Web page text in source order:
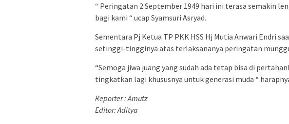
“ Peringatan 2 September 1949 hari ini terasa semakin
bagi kami “ ucap Syamsuri Asryad.
Sementara Pj Ketua TP PKK HSS Hj Mutia Anwari Endri
setinggi-tingginya atas terlaksananya peringatan
“Semoga jiwa juang yang sudah ada tetap bisa di
tingkatkan lagi khususnya untuk generasi muda “
Reporter : Amutz
Editor: Aditya